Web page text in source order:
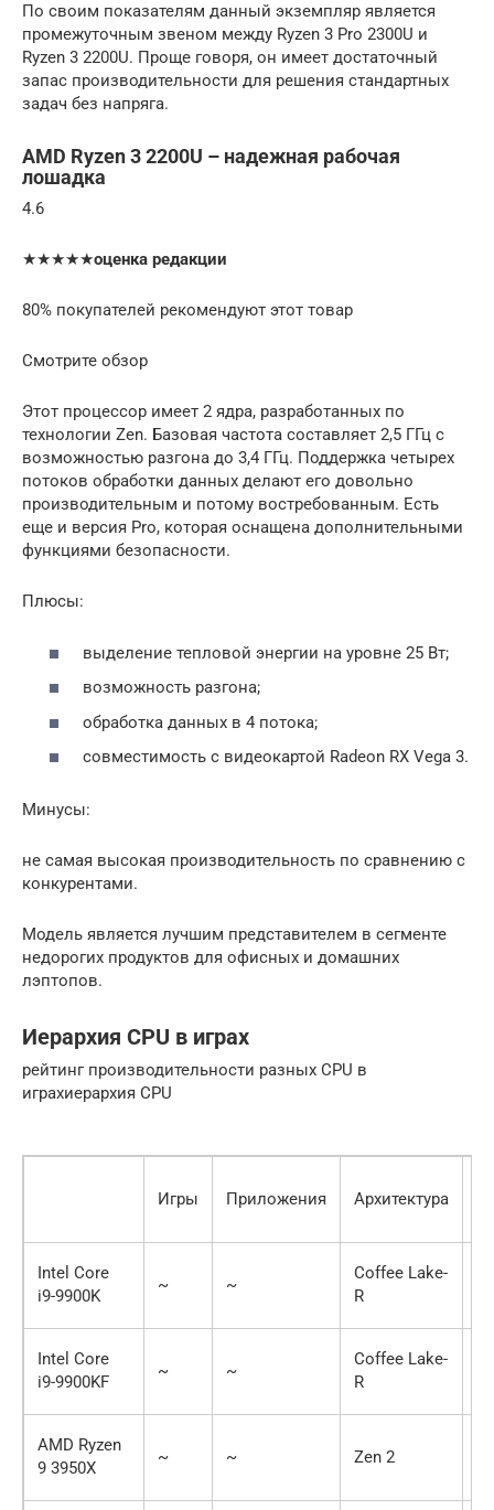
По своим показателям данный экземпляр является
промежуточным звеном между Ryzen 3 Pro 2300U и
Ryzen 3 2200U. Проще говоря, он имеет достаточный
запас производительности для решения стандартных
задач без напряга.
AMD Ryzen 3 2200U – надежная рабочая
лошадка
4.6
★★★★★оценка редакции
80% покупателей рекомендуют этот товар
Смотрите обзор
Этот процессор имеет 2 ядра, разработанных по
технологии Zen. Базовая частота составляет 2,5 ГГц с
возможностью разгона до 3,4 ГГц. Поддержка четырех
потоков обработки данных делают его довольно
производительным и потому востребованным. Есть
еще и версия Pro, которая оснащена дополнительными
функциями безопасности.
Плюсы:
выделение тепловой энергии на уровне 25 Вт;
возможность разгона;
обработка данных в 4 потока;
совместимость с видеокартой Radeon RX Vega 3.
Минусы:
не самая высокая производительность по сравнению с
конкурентами.
Модель является лучшим представителем в сегменте
недорогих продуктов для офисных и домашних
лэптопов.
Иерархия CPU в играх
рейтинг производительности разных CPU в
играхиерархия CPU
Игры Приложения Архитектура
Intel Core
i9-9900K
~ ~
Coffee Lake-
R
Intel Core
i9-9900KF
~ ~
Coffee Lake-
R
AMD Ryzen
9 3950X
~ ~ Zen 2